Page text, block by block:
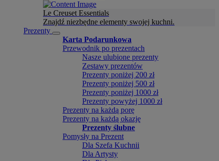
Le Creuset Essentials
Znajdź niezbędne elementy swojej kuchni.
Prezenty
Karta Podarunkowa
Przewodnik po prezentach
Nasze ulubione prezenty
Zestawy prezentów
Prezenty poniżej 200 zł
Prezenty poniżej 500 zł
Prezenty poniżej 1000 zł
Prezenty powyżej 1000 zł
Prezenty na każdą porę
Prezenty na każdą okazję
Prezenty ślubne
Pomysły na Prezent
Dla Szefa Kuchnii
Dla Artysty